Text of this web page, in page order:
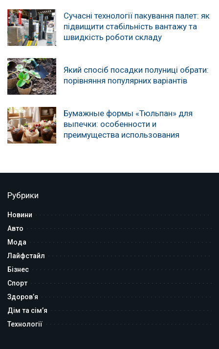
Сучасні технології пакування палет: як
підвищити стабільність вантажу та
швидкість роботи складу
Який спосіб посадки полуниці обрати:
порівняння популярних варіантів
Бумажные формы «Тюльпан» для
выпечки: особенности и
преимущества использования
Рубрики
Новини
Авто
Мода
Лайфстайл
Бізнес
Спорт
Здоров’я
Дім та сім’я
Технології